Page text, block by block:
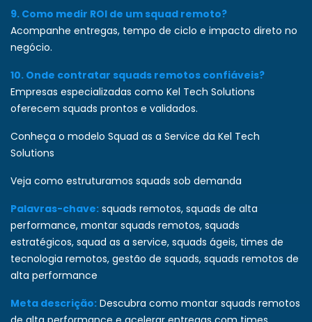
9. Como medir ROI de um squad remoto?
Acompanhe entregas, tempo de ciclo e impacto direto no
negócio.
10. Onde contratar squads remotos confiáveis?
Empresas especializadas como Kel Tech Solutions
oferecem squads prontos e validados.
Conheça o modelo Squad as a Service da Kel Tech
Solutions
Veja como estruturamos squads sob demanda
Palavras-chave: squads remotos, squads de alta
performance, montar squads remotos, squads
estratégicos, squad as a service, squads ágeis, times de
tecnologia remotos, gestão de squads, squads remotos de
alta performance
Meta descrição: Descubra como montar squads remotos